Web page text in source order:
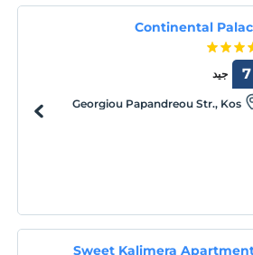
Continental
جيد 7
Georgiou Papandreou Str., Kos
Sweet Kalimera